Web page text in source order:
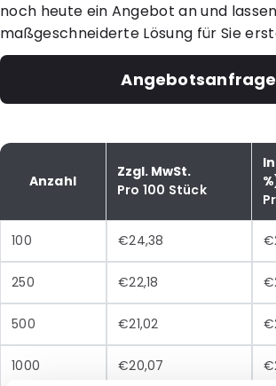
noch heute ein Angebot an und
maßgeschneiderte Lösung für Sie
Angebotsanfrage
Anzahl
Zzgl. MwSt.
Pro 100 Stück
100 €24,38
250 €22,18
500 €21,02
1000 €20,07